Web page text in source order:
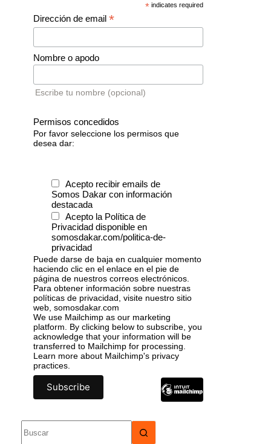
* indicates required
Dirección de email *
Nombre o apodo
Escribe tu nombre (opcional)
Permisos concedidos
Por favor seleccione los permisos que
desea dar:
Acepto recibir emails de
Somos Dakar con información
destacada
Acepto la Política de
Privacidad disponible en
somosdakar.com/politica-de-
privacidad
Puede darse de baja en cualquier momento
haciendo clic en el enlace en el pie de
página de nuestros correos electrónicos.
Para obtener información sobre nuestras
políticas de privacidad, visite nuestro sitio
web, somosdakar.com
We use Mailchimp as our marketing
platform. By clicking below to subscribe, you
acknowledge that your information will be
transferred to Mailchimp for processing.
Learn more about Mailchimp's privacy
practices.